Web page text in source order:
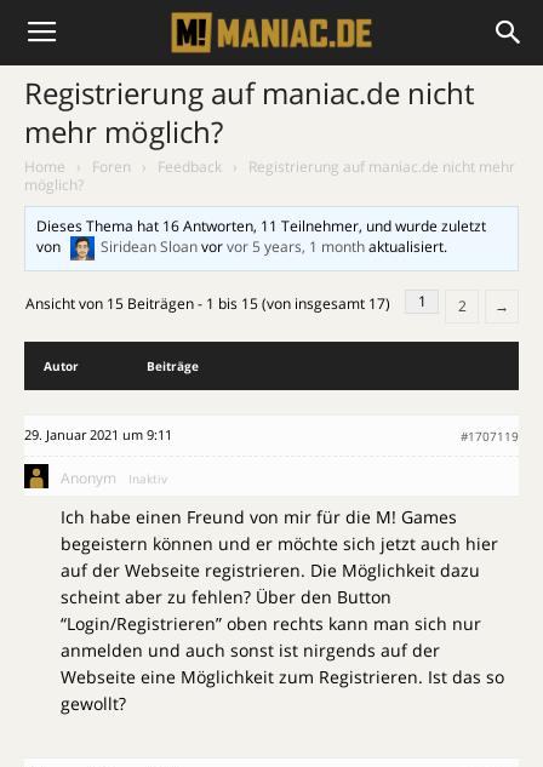
Registrierung auf maniac.de nicht
mehr möglich?
Home › Foren › Feedback ›
Registrierung auf maniac.de nicht mehr
möglich?
Dieses Thema hat 16 Antworten, 11 Teilnehmer, und wurde zuletzt
von
Siridean Sloanvorvor 5 years, 1 monthaktualisiert.
Ansicht von 15 Beiträgen - 1 bis 15 (von insgesamt 17) 1 2 →
Autor Beiträge
29. Januar 2021 um 9:11 #1707119
Anonym Inaktiv
Ich habe einen Freund von mir für die M! Games
begeistern können und er möchte sich jetzt auch hier
auf der Webseite registrieren. Die Möglichkeit dazu
scheint aber zu fehlen? Über den Button
“Login/Registrieren” oben rechts kann man sich nur
anmelden und auch sonst ist nirgends auf der
Webseite eine Möglichkeit zum Registrieren. Ist das so
gewollt?